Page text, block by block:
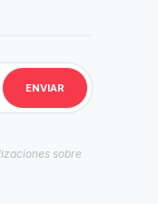
sobre